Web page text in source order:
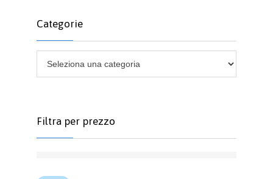
possono
essere
scelte
pagina
Categorie
Filtra per prezzo